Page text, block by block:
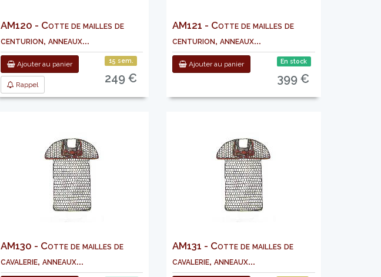
AM120 - Cotte de mailles de
centurion, anneaux...
Ajouter au panier
Rappel
15 sem.
249 €
AM121 - Cotte de mailles de
centurion, anneaux...
Ajouter au panier En stock
399 €
AM130 - Cotte de mailles de
cavalerie, anneaux...
AM131 - Cotte de mailles de
cavalerie, anneaux...